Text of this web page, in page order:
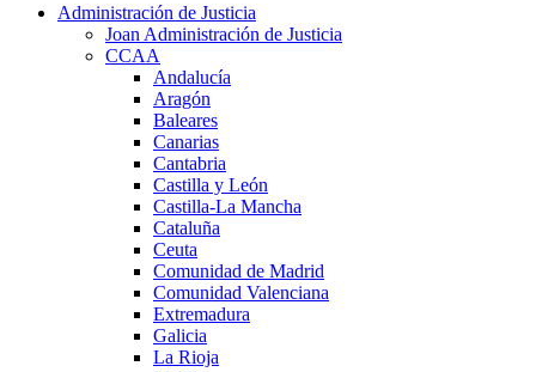
Administración de Justicia
Joan Administración de Justicia
CCAA
Andalucía
Aragón
Baleares
Canarias
Cantabria
Castilla y León
Castilla-La Mancha
Cataluña
Ceuta
Comunidad de Madrid
Comunidad Valenciana
Extremadura
Galicia
La Rioja